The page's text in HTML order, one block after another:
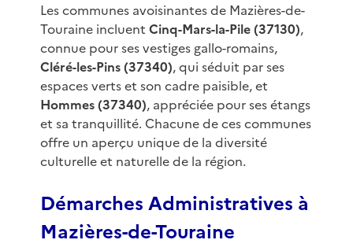
Les communes avoisinantes de Mazières-de-
Touraine incluent Cinq-Mars-la-Pile (37130),
connue pour ses vestiges gallo-romains,
Cléré-les-Pins (37340), qui séduit par ses
espaces verts et son cadre paisible, et
Hommes (37340), appréciée pour ses étangs
et sa tranquillité. Chacune de ces communes
offre un aperçu unique de la diversité
culturelle et naturelle de la région.
Démarches Administratives à
Mazières-de-Touraine